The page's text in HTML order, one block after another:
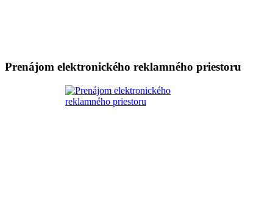
Prenájom elektronického reklamného priestoru